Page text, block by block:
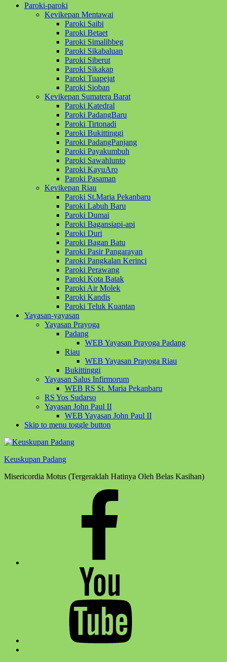
Paroki-paroki
Kevikepan Mentawai
Paroki Saibi
Paroki Betaet
Paroki Simalibbeg
Paroki Sikabaluan
Paroki Siberut
Paroki Sikakap
Paroki Tuapejat
Paroki Sioban
Kevikepan Sumatera Barat
Paroki Katedral
Paroki PadangBaru
Paroki Tirtonadi
Paroki Bukittinggi
Paroki PadangPanjang
Paroki Payakumbuh
Paroki Sawahlunto
Paroki KayuAro
Paroki Pasaman
Kevikepan Riau
Paroki St.Maria Pekanbaru
Paroki Labuh Baru
Paroki Dumai
Paroki Bagansiapi-api
Paroki Duri
Paroki Bagan Batu
Paroki Pasir Pangarayan
Paroki Pangkalan Kerinci
Paroki Perawang
Paroki Kota Batak
Paroki Air Molek
Paroki Kandis
Paroki Teluk Kuantan
Yayasan-yayasan
Yayasan Prayoga
Padang
WEB Yayasan Prayoga Padang
Riau
WEB Yayasan Prayoga Riau
Bukittinggi
Yayasan Salus Infirmorum
WEB RS St. Maria Pekanbaru
RS Yos Sudarso
Yayasan John Paul II
WEB Yayasan John Paul II
Skip to menu toggle button
Keuskupan Padang
Misericordia Motus (Tergeraklah Hatinya Oleh Belas Kasihan)